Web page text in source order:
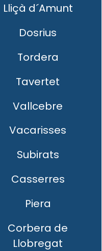
Lliçà d´Amunt
Dosrius
Tordera
Tavertet
Vallcebre
Vacarisses
Subirats
Casserres
Piera
Corbera de
Llobregat